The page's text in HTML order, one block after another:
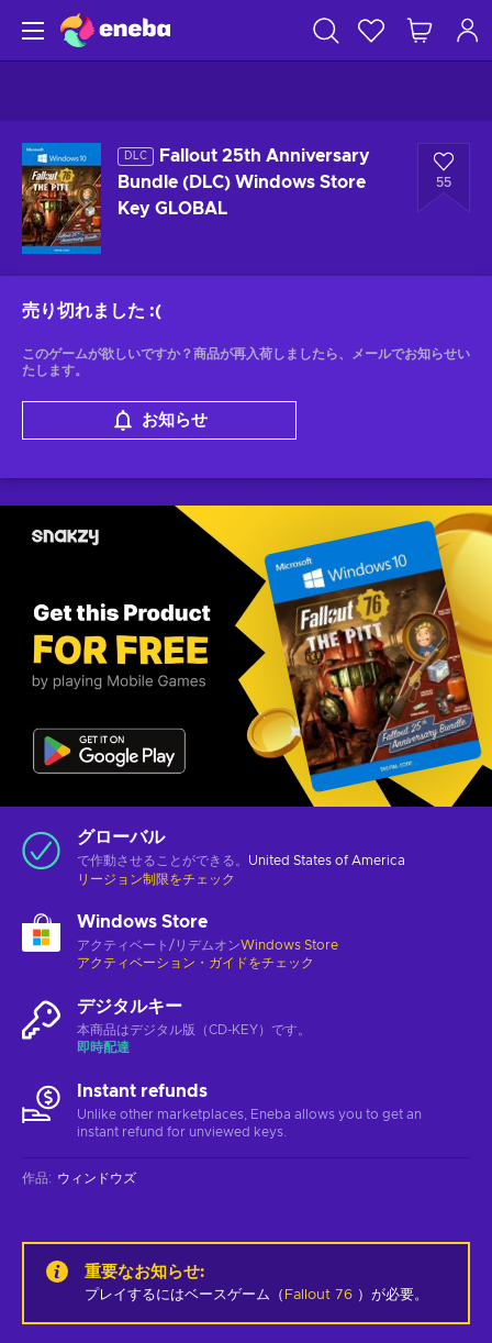
DLC
Fallout 25th Anniversary
Bundle (DLC) Windows Store
Key GLOBAL
55
売り切れました :(
このゲームが欲しいですか？商品が再入荷しましたら、メールでお知らせい
たします。
お知らせ
グローバル
で作動させることができる。 United States of America
リージョン制限をチェック
Windows Store
アクティベート/リデムオンWindows Store
アクティベーション・ガイドをチェック
デジタルキー
本商品はデジタル版（CD-KEY）です。
即時配達
Instant refunds
Unlike other marketplaces, Eneba allows you to get an
instant refund for unviewed keys.
作品: ウィンドウズ
重要なお知らせ:
プレイするにはベースゲーム（ Fallout 76 ）が必要。